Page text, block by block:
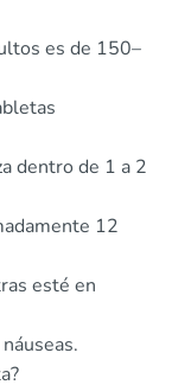
es de 150–
dentro de 1 a 2
12
esté en